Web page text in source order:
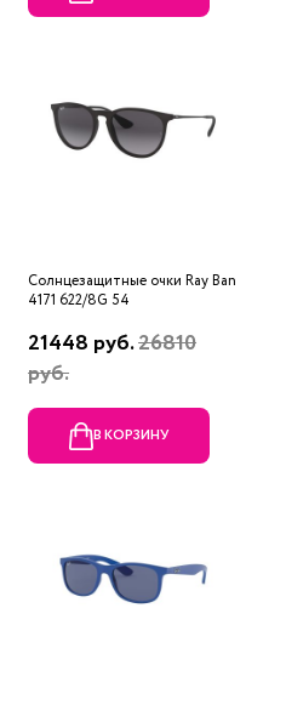
Солнцезащитные очки Ray Ban
4171 622/8G 54
21448 руб.26810
руб.
В КОРЗИНУ